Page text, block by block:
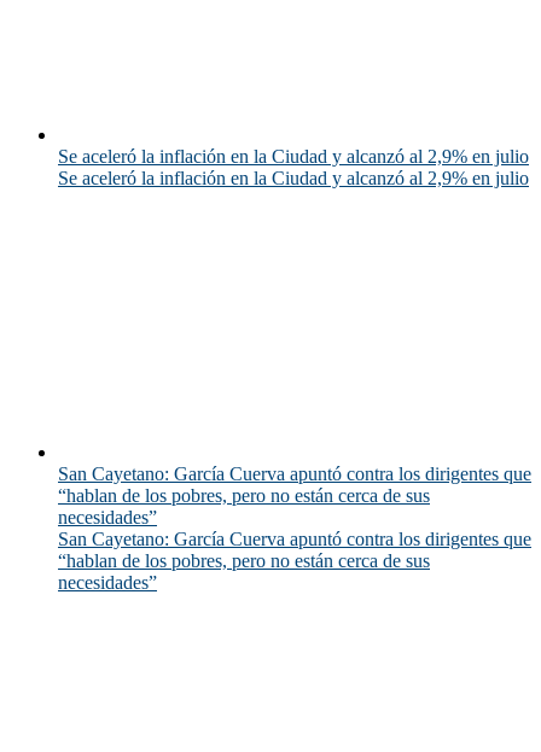
Se aceleró la inflación en la Ciudad y alcanzó al 2,9% en julio
Se aceleró la inflación en la Ciudad y alcanzó al 2,9% en julio
San Cayetano: García Cuerva apuntó contra los dirigentes que
“hablan de los pobres, pero no están cerca de sus
necesidades”
San Cayetano: García Cuerva apuntó contra los dirigentes que
“hablan de los pobres, pero no están cerca de sus
necesidades”